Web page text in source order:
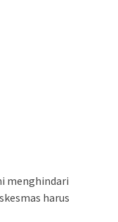
menghindari
harus